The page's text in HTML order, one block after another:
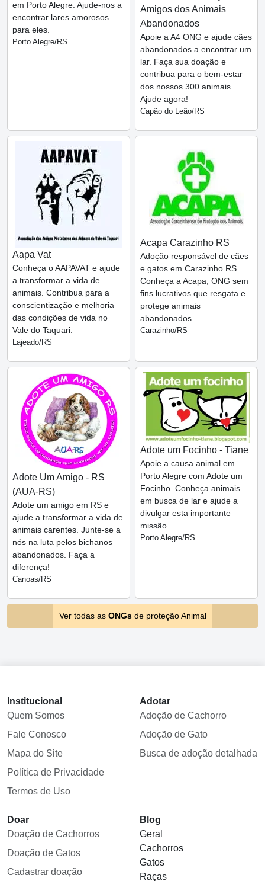
em Porto Alegre. Ajude-nos a
encontrar lares amorosos
para eles.
Porto Alegre/RS
Amigos dos Animais
Abandonados
Apoie a A4 ONG e ajude cães
abandonados a encontrar um
lar. Faça sua doação e
contribua para o bem-estar
dos nossos 300 animais.
Ajude agora!
Capão do Leão/RS
Aapa Vat
Conheça o AAPAVAT e ajude
a transformar a vida de
animais. Contribua para a
conscientização e melhoria
das condições de vida no
Vale do Taquari.
Lajeado/RS
Acapa Carazinho RS
Adoção responsável de cães
e gatos em Carazinho RS.
Conheça a Acapa, ONG sem
fins lucrativos que resgata e
protege animais
abandonados.
Carazinho/RS
Adote Um Amigo - RS
(AUA-RS)
Adote um amigo em RS e
ajude a transformar a vida de
animais carentes. Junte-se a
nós na luta pelos bichanos
abandonados. Faça a
diferença!
Canoas/RS
Adote um Focinho - Tiane
Apoie a causa animal em
Porto Alegre com Adote um
Focinho. Conheça animais
em busca de lar e ajude a
divulgar esta importante
missão.
Porto Alegre/RS
Ver todas as ONGsde proteção Animal
Institucional
Quem Somos
Fale Conosco
Mapa do Site
Política de Privacidade
Termos de Uso
Adotar
Adoção de Cachorro
Adoção de Gato
Busca de adoção detalhada
Doar
Doação de Cachorros
Doação de Gatos
Cadastrar doação
Blog
Geral
Cachorros
Gatos
Raças